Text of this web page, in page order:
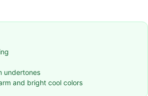
undertones
and bright cool colors